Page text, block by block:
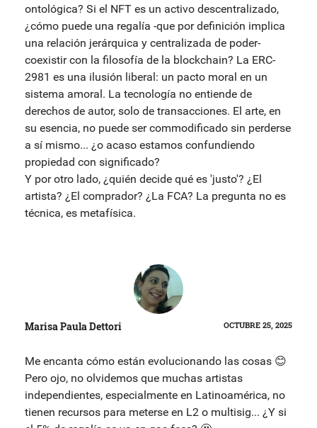
ontológica? Si el NFT es un activo descentralizado,
¿cómo puede una regalía -que por definición implica
una relación jerárquica y centralizada de poder-
coexistir con la filosofía de la blockchain? La ERC-
2981 es una ilusión liberal: un pacto moral en un
sistema amoral. La tecnología no entiende de
derechos de autor, solo de transacciones. El arte, en
su esencia, no puede ser commodificado sin perderse
a sí mismo... ¿o acaso estamos confundiendo
propiedad con significado?
Y por otro lado, ¿quién decide qué es 'justo'? ¿El
artista? ¿El comprador? ¿La FCA? La pregunta no es
técnica, es metafísica.
Marisa Paula Dettori OCTUBRE 25, 2025
Me encanta cómo están evolucionando las cosas 😊
Pero ojo, no olvidemos que muchas artistas
independientes, especialmente en Latinoamérica, no
tienen recursos para meterse en L2 o multisig... ¿Y si